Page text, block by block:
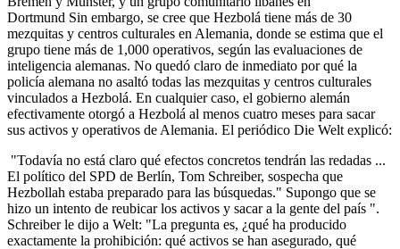
Dortmund Sin embargo, se cree que Hezbolá tiene más de 30
mezquitas y centros culturales en Alemania, donde se estima que el
grupo tiene más de 1,000 operativos, según las evaluaciones de
inteligencia alemanas. No quedó claro de inmediato por qué la
policía alemana no asaltó todas las mezquitas y centros culturales
vinculados a Hezbolá. En cualquier caso, el gobierno alemán
efectivamente otorgó a Hezbolá al menos cuatro meses para sacar
sus activos y operativos de Alemania. El periódico Die Welt explicó:
"Todavía no está claro qué efectos concretos tendrán las redadas ...
El político del SPD de Berlín, Tom Schreiber, sospecha que
Hezbollah estaba preparado para las búsquedas." Supongo que se
hizo un intento de reubicar los activos y sacar a la gente del país ".
Schreiber le dijo a Welt: "La pregunta es, ¿qué ha producido
exactamente la prohibición: qué activos se han asegurado, qué